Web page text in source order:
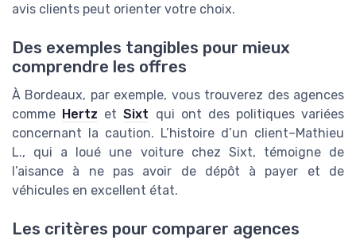
avis clients peut orienter votre choix.
Des exemples tangibles pour mieux
comprendre les offres
À Bordeaux, par exemple, vous trouverez des agences
comme Hertz etSixt qui ont des politiques variées
concernant la caution. L’histoire d’un client–Mathieu
L., qui a loué une voiture chez Sixt, témoigne de
l’aisance à ne pas avoir de dépôt à payer et de
véhicules en excellent état.
Les critères pour comparer agences